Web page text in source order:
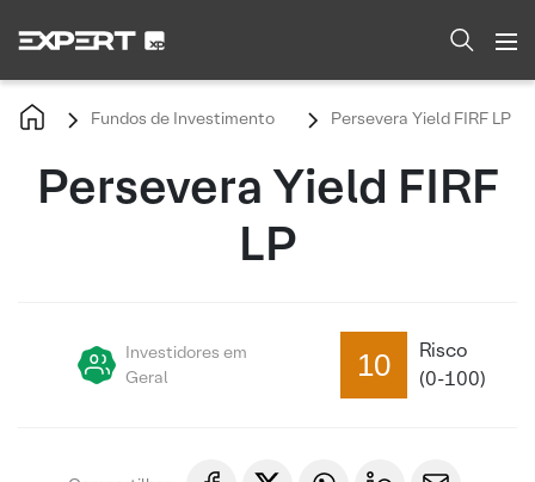
Fundos de Investimento Persevera Yield FIRF LP
Persevera Yield FIRF
LP
Investidores em
Geral
10
Risco
(0-100)